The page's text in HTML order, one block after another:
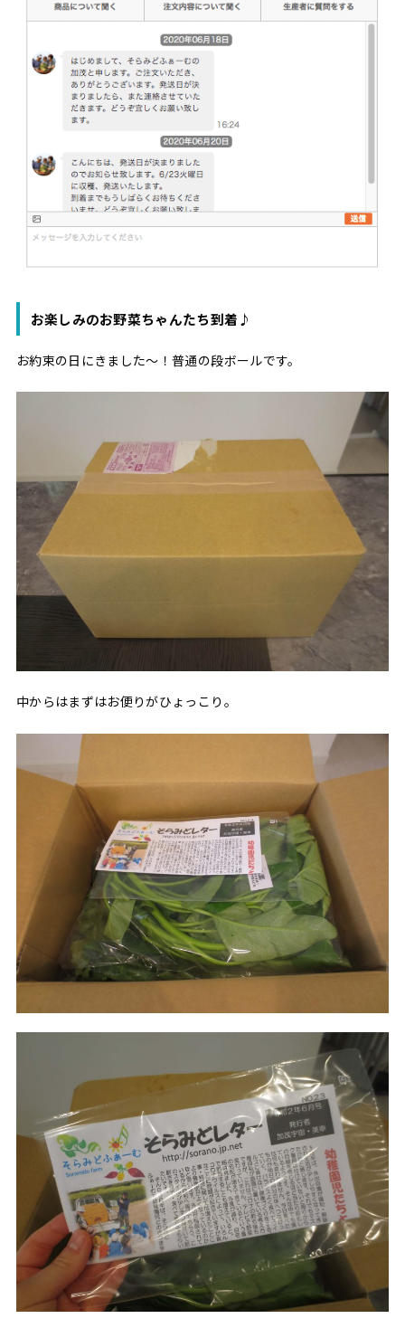
お楽しみのお野菜ちゃんたち到着♪
お約束の日にきました〜！普通の段ボールです。
中からはまずはお便りがひょっこり。